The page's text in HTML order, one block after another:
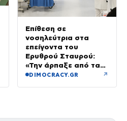
Επίθεση σε
νοσηλεύτρια στα
επείγοντα του
Ερυθρού Σταυρού:
«Την άρπαξε από τα
μαλλιά, της κατάφερε
DIMOCRACY.GR ↗